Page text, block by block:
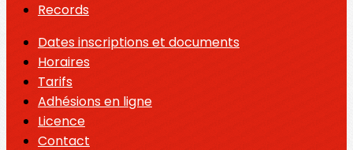
Records
Dates inscriptions et documents
Horaires
Tarifs
Adhésions en ligne
Licence
Contact